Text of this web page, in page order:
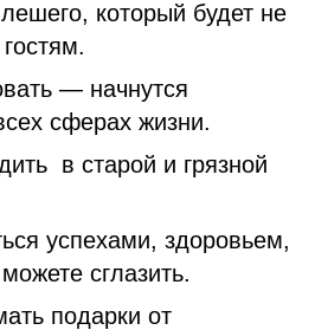
который будет не
— начнутся
сферах жизни.
в старой и грязной
успехами, здоровьем,
сглазить.
подарки от